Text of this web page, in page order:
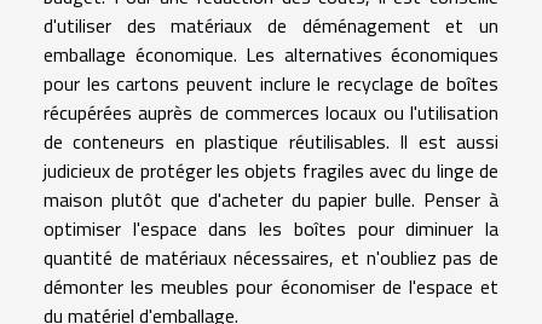
d'utiliser des matériaux de déménagement et un
emballage économique. Les alternatives économiques
pour les cartons peuvent inclure le recyclage de boîtes
récupérées auprès de commerces locaux ou l'utilisation
de conteneurs en plastique réutilisables. Il est aussi
judicieux de protéger les objets fragiles avec du linge de
maison plutôt que d'acheter du papier bulle. Penser à
optimiser l'espace dans les boîtes pour diminuer la
quantité de matériaux nécessaires, et n'oubliez pas de
démonter les meubles pour économiser de l'espace et
du matériel d'emballage.